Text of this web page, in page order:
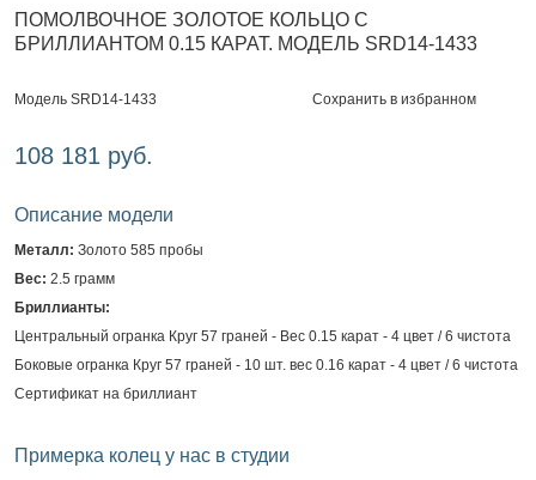
ПОМОЛВОЧНОЕ ЗОЛОТОЕ КОЛЬЦО С
БРИЛЛИАНТОМ 0.15 КАРАТ. МОДЕЛЬ SRD14-1433
Модель SRD14-1433 Сохранить в избранном
108 181 руб.
Описание модели
Металл: Золото 585 пробы
Вес: 2.5 грамм
Бриллианты:
Центральный огранка Круг 57 граней - Вес 0.15 карат - 4 цвет / 6 чистота
Боковые огранка Круг 57 граней - 10 шт. вес 0.16 карат - 4 цвет / 6 чистота
Сертификат на бриллиант
Примерка колец у нас в студии